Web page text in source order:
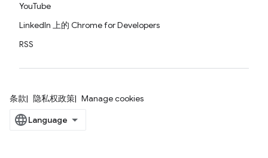
YouTube
LinkedIn 上的 Chrome for Developers
RSS
条款 隐私权政策 Manage cookies